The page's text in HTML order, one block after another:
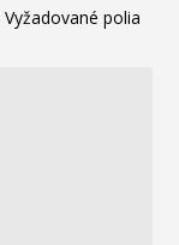
Vyžadované polia